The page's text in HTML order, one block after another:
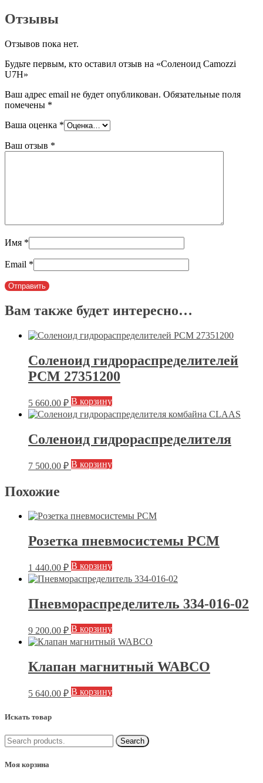
Отзывы
Отзывов пока нет.
Будьте первым, кто оставил отзыв на «Соленоид Camozzi
U7H»
Ваш адрес email не будет опубликован. Обязательные поля
помечены *
Ваша оценка *
Ваш отзыв *
Имя *
Email *
Вам также будет интересно…
Соленоид гидрораспределителей
РСМ 27351200
5 660.00 ₽ В корзину
Соленоид гидрораспределителя
7 500.00 ₽ В корзину
Похожие
Розетка пневмосистемы РСМ
1 440.00 ₽ В корзину
Пневмораспределитель 334-016-02
9 200.00 ₽ В корзину
Клапан магнитный WABCO
5 640.00 ₽ В корзину
Искать товар
Моя корзина